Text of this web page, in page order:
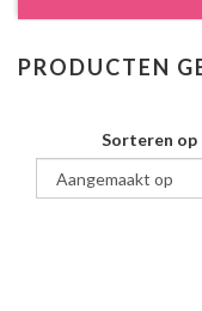
PRODUCTEN
Sorteren op